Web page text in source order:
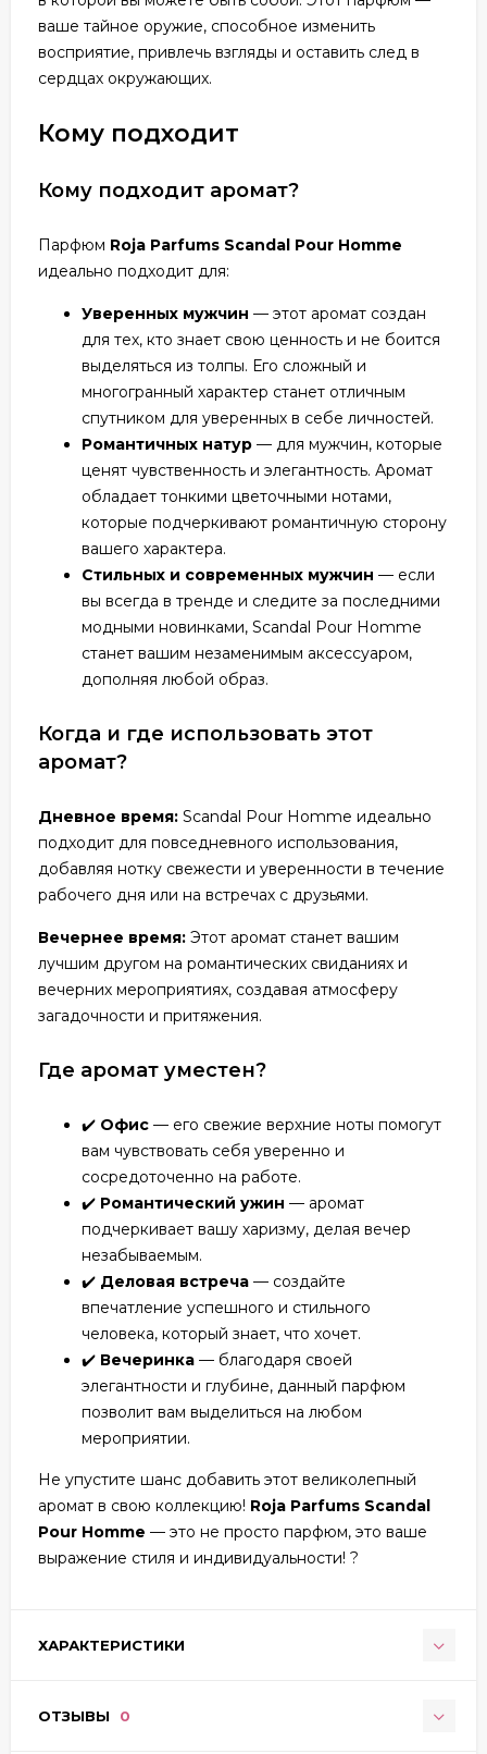
ваше тайное оружие, способное изменить
восприятие, привлечь взгляды и оставить след в
сердцах окружающих.
Кому подходит
Кому подходит аромат?
Парфюм Roja Parfums Scandal Pour Homme
идеально подходит для:
Уверенных мужчин — этот аромат создан
для тех, кто знает свою ценность и не боится
выделяться из толпы. Его сложный и
многогранный характер станет отличным
спутником для уверенных в себе личностей.
Романтичных натур — для мужчин, которые
ценят чувственность и элегантность. Аромат
обладает тонкими цветочными нотами,
которые подчеркивают романтичную сторону
вашего характера.
Стильных и современных мужчин — если
вы всегда в тренде и следите за последними
модными новинками, Scandal Pour Homme
станет вашим незаменимым аксессуаром,
дополняя любой образ.
Когда и где использовать этот
аромат?
Дневное время: Scandal Pour Homme идеально
подходит для повседневного использования,
добавляя нотку свежести и уверенности в течение
рабочего дня или на встречах с друзьями.
Вечернее время: Этот аромат станет вашим
лучшим другом на романтических свиданиях и
вечерних мероприятиях, создавая атмосферу
загадочности и притяжения.
Где аромат уместен?
✔️ Офис — его свежие верхние ноты помогут
вам чувствовать себя уверенно и
сосредоточенно на работе.
✔️ Романтический ужин — аромат
подчеркивает вашу харизму, делая вечер
незабываемым.
✔️ Деловая встреча — создайте
впечатление успешного и стильного
человека, который знает, что хочет.
✔️ Вечеринка — благодаря своей
элегантности и глубине, данный парфюм
позволит вам выделиться на любом
мероприятии.
Не упустите шанс добавить этот великолепный
аромат в свою коллекцию! Roja Parfums Scandal
Pour Homme — это не просто парфюм, это ваше
выражение стиля и индивидуальности! ?
ХАРАКТЕРИСТИКИ
ОТЗЫВЫ 0